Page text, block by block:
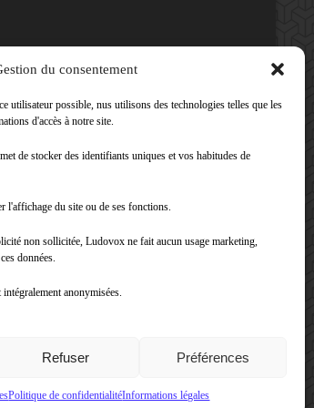
du consentement
utilisateur possible, nus utilisons des technologies telles que les
d'accès à notre site.
de stocker des identifiants uniques et vos habitudes de
l'affichage du site ou de ses fonctions.
non sollicitée, Ludovox ne fait aucun usage marketing,
données.
anonymisées.
Refuser Préférences
Politique de confidentialitéInformations légales
Ludovox